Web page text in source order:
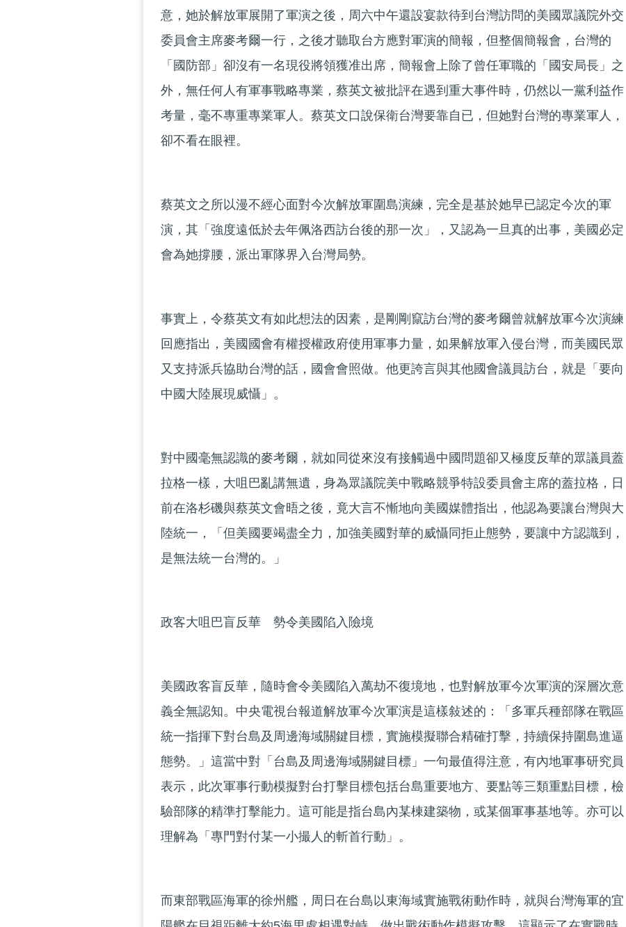
意，她於解放軍展開了軍演之後，周六中午還設宴款待到台灣訪問的美國眾議院外交
委員會主席麥考爾一行，之後才聽取台方應對軍演的簡報，但整個簡報會，台灣的
「國防部」卻沒有一名現役將領獲准出席，簡報會上除了曾任軍職的「國安局長」之
外，無任何人有軍事戰略專業，蔡英文被批評在遇到重大事件時，仍然以一黨利益作
考量，毫不專重專業軍人。蔡英文口說保衛台灣要靠自已，但她對台灣的專業軍人，
卻不看在眼裡。
蔡英文之所以漫不經心面對今次解放軍圍島演練，完全是基於她早已認定今次的軍
演，其「強度遠低於去年佩洛西訪台後的那一次」，又認為一旦真的出事，美國必定
會為她撐腰，派出軍隊界入台灣局勢。
事實上，令蔡英文有如此想法的因素，是剛剛竄訪台灣的麥考爾曾就解放軍今次演練
回應指出，美國國會有權授權政府使用軍事力量，如果解放軍入侵台灣，而美國民眾
又支持派兵協助台灣的話，國會會照做。他更誇言與其他國會議員訪台，就是「要向
中國大陸展現威懾」。
對中國毫無認識的麥考爾，就如同從來沒有接觸過中國問題卻又極度反華的眾議員蓋
拉格一樣，大咀巴亂講無遺，身為眾議院美中戰略競爭特設委員會主席的蓋拉格，日
前在洛杉磯與蔡英文會晤之後，竟大言不慚地向美國媒體指出，他認為要讓台灣與大
陸統一，「但美國要竭盡全力，加強美國對華的威懾同拒止態勢，要讓中方認識到，
是無法統一台灣的。」
政客大咀巴盲反華 勢令美國陷入險境
美國政客盲反華，隨時會令美國陷入萬劫不復境地，也對解放軍今次軍演的深層次意
義全無認知。中央電視台報道解放軍今次軍演是這樣敍述的：「多軍兵種部隊在戰區
統一指揮下對台島及周邊海域關鍵目標，實施模擬聯合精確打擊，持續保持圍島進逼
態勢。」這當中對「台島及周邊海域關鍵目標」一句最值得注意，有內地軍事研究員
表示，此次軍事行動模擬對台打擊目標包括台島重要地方、要點等三類重點目標，檢
驗部隊的精準打擊能力。這可能是指台島內某棟建築物，或某個軍事基地等。亦可以
理解為「專門對付某一小撮人的斬首行動」。
而東部戰區海軍的徐州艦，周日在台島以東海域實施戰術動作時，就與台灣海軍的宜